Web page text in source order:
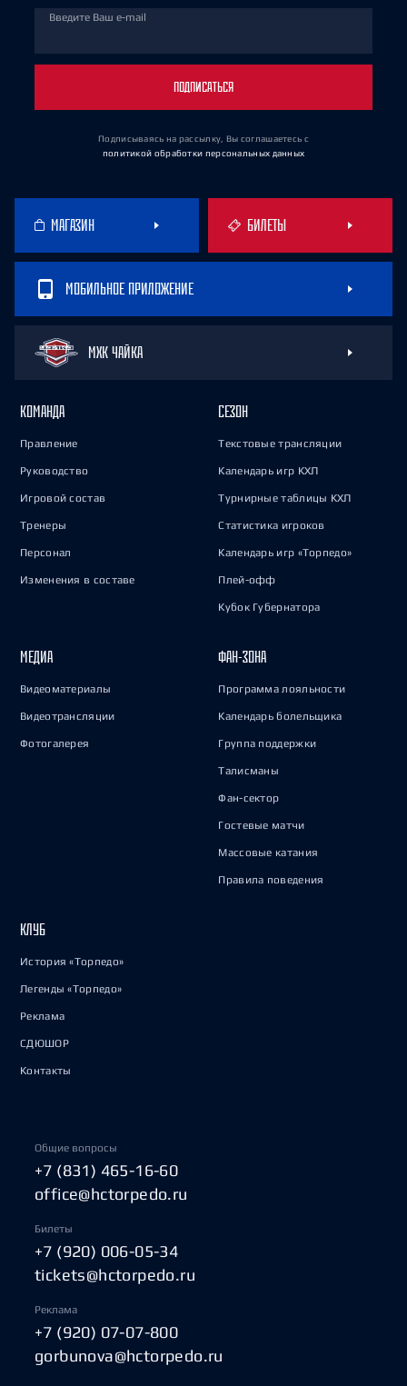
Введите Ваш e-mail
ПОДПИСАТЬСЯ
Подписываясь на рассылку, Вы соглашаетесь с
политикой обработки персональных данных
МАГАЗИН БИЛЕТЫ
МОБИЛЬНОЕ ПРИЛОЖЕНИЕ
МХК ЧАЙКА
КОМАНДА
Правление
Руководство
Игровой состав
Тренеры
Персонал
Изменения в составе
СЕЗОН
Текстовые трансляции
Календарь игр КХЛ
Турнирные таблицы КХЛ
Статистика игроков
Календарь игр «Торпедо»
Плей-офф
Кубок Губернатора
МЕДИА
Видеоматериалы
Видеотрансляции
Фотогалерея
ФАН-ЗОНА
Программа лояльности
Календарь болельщика
Группа поддержки
Талисманы
Фан-сектор
Гостевые матчи
Массовые катания
Правила поведения
КЛУБ
История «Торпедо»
Легенды «Торпедо»
Реклама
СДЮШОР
Контакты
Общие вопросы
+7 (831) 465-16-60
office@hctorpedo.ru
Билеты
+7 (920) 006-05-34
tickets@hctorpedo.ru
Реклама
+7 (920) 07-07-800
gorbunova@hctorpedo.ru